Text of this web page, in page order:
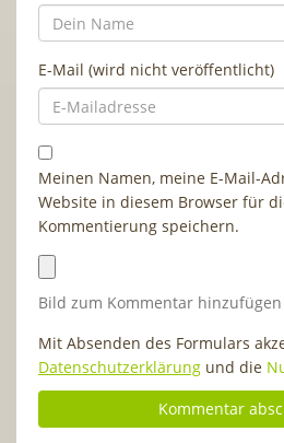
E-Mail (wird nicht veröffentlicht)
Meinen Namen, meine E-Mail-
Website in diesem Browser für
Kommentierung speichern.
Bild zum Kommentar hinzufügen
Mit Absenden des Formulars
Datenschutzerklärung und die